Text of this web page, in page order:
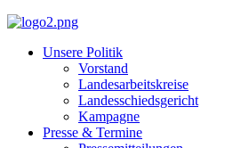
Unsere Politik
Vorstand
Landesarbeitskreise
Landesschiedsgericht
Kampagne
Presse & Termine